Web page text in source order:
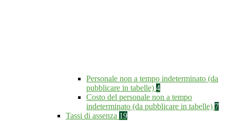
Personale non a tempo indeterminato (da
pubblicare in tabelle) 4
Costo del personale non a tempo
indeterminato (da pubblicare in tabelle) 7
Tassi di assenza 19